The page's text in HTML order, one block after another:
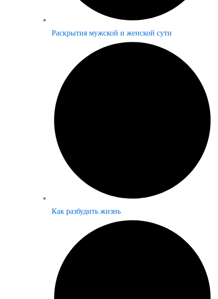
Раскрытия мужской и женской сути
Как разбудить жизнь